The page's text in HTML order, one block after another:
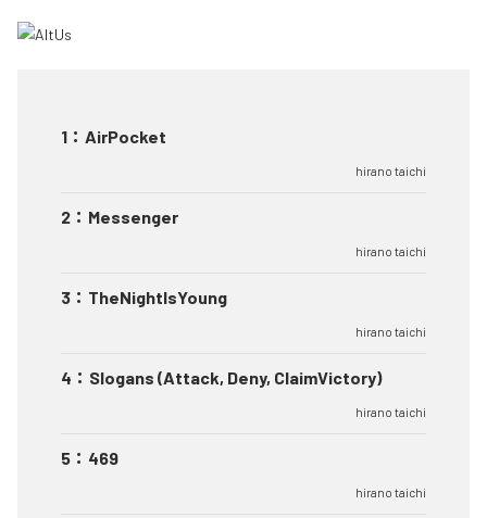
1 ： AirPocket
hirano taichi
2 ： Messenger
hirano taichi
3 ： TheNightIsYoung
hirano taichi
4 ： Slogans (Attack, Deny, ClaimVictory)
hirano taichi
5 ： 469
hirano taichi